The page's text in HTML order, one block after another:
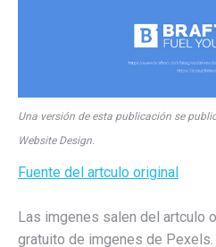
Una versión de esta publicación se
Website Design.
Fuente del artculo original
Las imgenes salen del artculo
gratuito de imgenes de Pexels.